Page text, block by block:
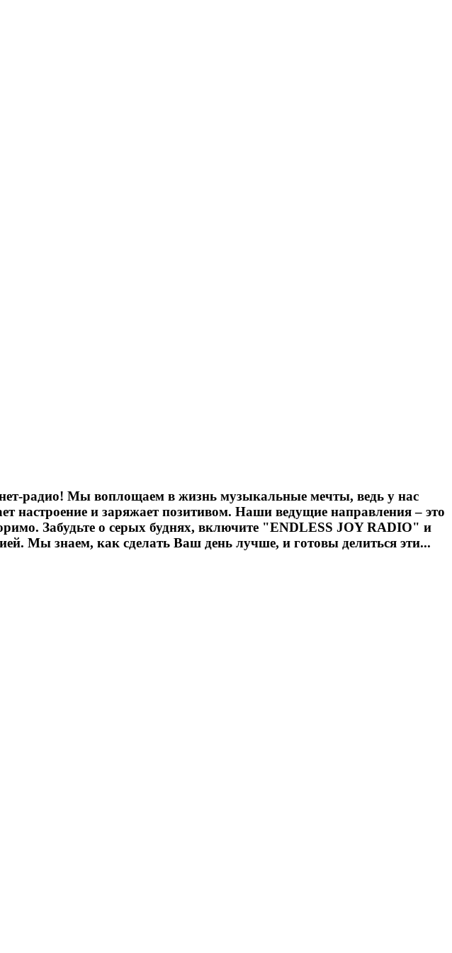
радио! Мы воплощаем в жизнь музыкальные мечты, ведь у нас
настроение и заряжает позитивом. Наши ведущие направления – это
Забудьте о серых буднях, включите "ENDLESS JOY RADIO" и
Мы знаем, как сделать Ваш день лучше, и готовы делиться эти...